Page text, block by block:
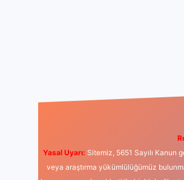
Yasal Uyarı: Sitemiz, 5651 Sayılı
veya araştırma yükümlülüğümüz